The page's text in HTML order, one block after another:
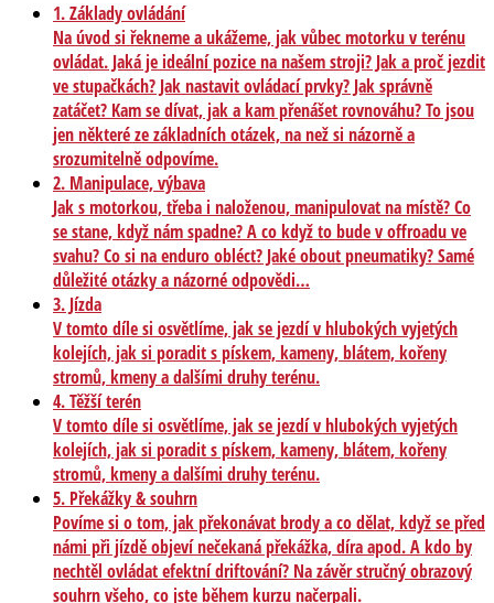
1. Základy ovládání
Na úvod si řekneme a ukážeme, jak vůbec motorku v terénu
ovládat. Jaká je ideální pozice na našem stroji? Jak a proč jezdit
ve stupačkách? Jak nastavit ovládací prvky? Jak správně
zatáčet? Kam se dívat, jak a kam přenášet rovnováhu? To jsou
jen některé ze základních otázek, na než si názorně a
srozumitelně odpovíme.
2. Manipulace, výbava
Jak s motorkou, třeba i naloženou, manipulovat na místě? Co
se stane, když nám spadne? A co když to bude v offroadu ve
svahu? Co si na enduro obléct? Jaké obout pneumatiky? Samé
důležité otázky a názorné odpovědi…
3. Jízda
V tomto díle si osvětlíme, jak se jezdí v hlubokých vyjetých
kolejích, jak si poradit s pískem, kameny, blátem, kořeny
stromů, kmeny a dalšími druhy terénu.
4. Těžší terén
V tomto díle si osvětlíme, jak se jezdí v hlubokých vyjetých
kolejích, jak si poradit s pískem, kameny, blátem, kořeny
stromů, kmeny a dalšími druhy terénu.
5. Překážky & souhrn
Povíme si o tom, jak překonávat brody a co dělat, když se před
námi při jízdě objeví nečekaná překážka, díra apod. A kdo by
nechtěl ovládat efektní driftování? Na závěr stručný obrazový
souhrn všeho, co jste během kurzu načerpali.